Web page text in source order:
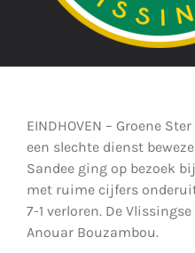
EINDHOVEN – Groene
een slechte dienst
Sandee ging op bezoek
met ruime cijfers
7-1 verloren. De
Anouar Bouzambou.